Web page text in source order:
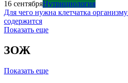
16 сентябряНутрициология
Для чего нужна клетчатка
содержится
Показать еще
ЗОЖ
Показать еще